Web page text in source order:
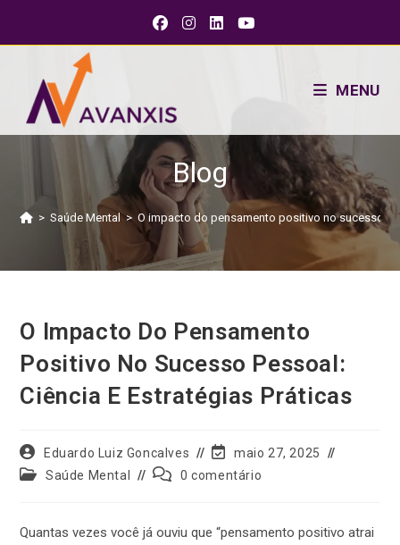
MENU
Blog
> Saúde Mental > O impacto do pensamento positivo no sucesso
O Impacto Do Pensamento
Positivo No Sucesso Pessoal:
Ciência E Estratégias Práticas
Eduardo Luiz Goncalves
maio 27, 2025
Saúde Mental
0 comentário
Quantas vezes você já ouviu que “pensamento positivo atrai